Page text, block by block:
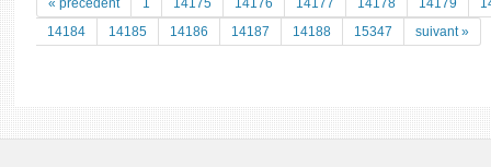
« précedent 1 14175 14176 14177 14178 14179
14184
14185 14186 14187 14188 15347 suivant »